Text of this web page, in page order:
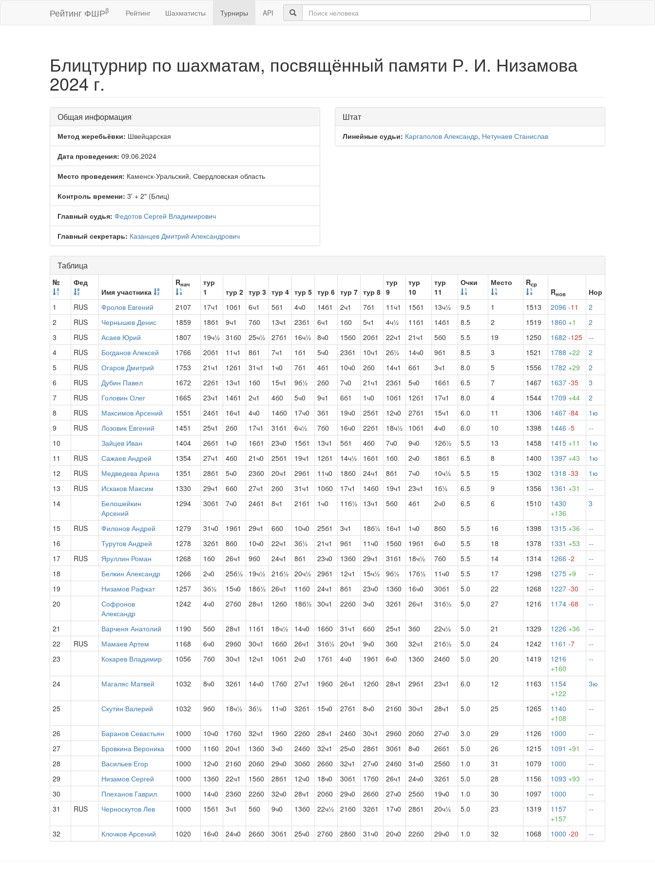
Рейтинг ФШРβ Рейтинг Шахматисты Турниры API
Блицтурнир по шахматам, посвящённый памяти Р. И. Низамова
2024 г.
Общая информация
Метод жеребьёвки: Швейцарская
Дата проведения: 09.06.2024
Место проведения: Каменск-Уральский, Свердловская область
Контроль времени: 3' + 2" (Блиц)
Главный судья: Федотов Сергей Владимирович
Главный секретарь: Казанцев Дмитрий Александрович
Штат
Линейные судьи: Каргаполов Александр, Нетунаев Станислав
Таблица
№
Фед
Имя участника
Rнач
тур
1
тур 2 тур 3 тур 4 тур 5 тур 6 тур 7 тур 8
тур
9
тур
10
тур
11
Очки Место Rср
Rнов
Нор
1
RUS Фролов Евгений 2107 17ч1 10б1 6ч1 5б1 4ч0 14б1 2ч1 7б1 11ч1 15б1 13ч½ 9.5 1 1513 2096 -11
2
2
RUS Чернышев Денис 1859 18б1 9ч1 7б0 13ч1 23б1 6ч1 1б0 5ч1 4ч½ 11б1 14б1 8.5 2 1519 1860 +1
2
3
RUS Асаев Юрий 1807 19ч½ 31б0 25ч½ 27б1 16ч½ 8ч0 15б0 20б1 22ч1 21ч1 5б0 5.5 19 1250 1682 -125
--
4
RUS Богданов Алексей 1766 20б1 11ч1 8б1 7ч1 1б1 5ч0 23б1 10ч1 2б½ 14ч0 9б1 8.5 3 1521 1788 +22
2
5
RUS Огаров Дмитрий 1753 21ч1 12б1 31ч1 1ч0 7б1 4б1 10ч0 2б0 14ч1 6б1 3ч1 8.0 5 1556 1782 +29
2
6
RUS Дубин Павел 1672 22б1 13ч1 1б0 15ч1 9б½ 2б0 7ч0 21ч1 23б1 5ч0 16б1 6.5 7 1467 1637 -35
3
7
RUS Головин Олег 1665 23ч1 14б1 2ч1 4б0 5ч0 9ч1 6б1 1ч0 10б1 12б1 17ч1 8.0 4 1544 1709 +44
2
8
RUS Максимов Арсений 1551 24б1 16ч1 4ч0 14б0 17ч0 3б1 19ч0 25б1 12ч0 27б1 15ч1 6.0 11 1306 1467 -84
1ю
9
RUS Лозовик Евгений 1451 25ч1 2б0 17ч1 31б1 6ч½ 7б0 16ч0 22б1 18ч½ 10б1 4ч0 6.0 10 1398 1446 -5
--
10
Зайцев Иван 1404 26б1 1ч0 16б1 23ч0 15б1 13ч1 5б1 4б0 7ч0 9ч0 12б½ 5.5 13 1458 1415 +11
1ю
11
RUS Сажаев Андрей 1354 27ч1 4б0 21ч0 25б1 19ч1 12б1 14ч½ 16б1 1б0 2ч0 18б1 6.5 8 1400 1397 +43
1ю
12
RUS Медведева Арина 1351 28б1 5ч0 23б0 20ч1 29б1 11ч0 18б0 24ч1 8б1 7ч0 10ч½ 5.5 15 1302 1318 -33
1ю
13
RUS Искаков Максим 1330 29ч1 6б0 27ч1 2б0 31ч1 10б0 17ч1 14б0 19ч1 23ч1 1б½ 6.5 9 1356 1361 +31
--
14
Белошейкин
Арсений
1294 30б1 7ч0 24б1 8ч1 21б1 1ч0 11б½ 13ч1 5б0 4б1 2ч0 6.5 6 1510
1430
+136
3
15 RUS Филонов Андрей 1279 31ч0 19б1 29ч1 6б0 10ч0 25б1 3ч1 18б½ 16ч1 1ч0 8б0 5.5 16 1398 1315 +36
--
16
Турутов Андрей 1278 32б1 8б0 10ч0 22ч1 3б½ 21ч1 9б1 11ч0 15б0 19б1 6ч0 5.5 18 1378 1331 +53
--
17
RUS Яруллин Роман 1268 1б0 26ч1 9б0 24ч1 8б1 23ч0 13б0 29ч1 31б1 18ч½ 7б0 5.5 14 1314 1266 -2
--
18
Белкин Александр 1266 2ч0 25б½ 19ч½ 21б½ 20ч½ 29б1 12ч1 15ч½ 9б½ 17б½ 11ч0 5.5 17 1298 1275 +9
--
19
Низамов Рафкат 1257 3б½ 15ч0 18б½ 26ч1 11б0 24ч1 8б1 23ч0 13б0 16ч0 30б1 5.0 22 1268 1227 -30
--
20
Софронов
Александр
1242 4ч0 27б0 28ч1 12б0 18б½ 30ч1 22б0 3ч0 32б1 26ч1 31б½ 5.0 27 1216 1174 -68 --
21 Варченя Анатолий 1190 5б0 28ч1 11б1 18ч½ 14ч0 16б0 31ч1 6б0 25ч1 3б0 22ч½ 5.0 21 1329 1226 +36
--
22
RUS Мамаев Артем 1168 6ч0 29б0 30ч1 16б0 26ч1 31б½ 20ч1 9ч0 3б0 32ч1 21б½ 5.0 24 1242 1161 -7
--
23
Кокарев Владимир 1056 7б0 30ч1 12ч1 10б1 2ч0 17б1 4ч0 19б1 6ч0 13б0 24б0 5.0 20 1419
1216
+160
--
24 Магаляс Матвей 1032 8ч0 32б1 14ч0 17б0 27ч1 19б0 26ч1 12б0 28ч1 29б1 23ч1 6.0 12 1163
1154
+122
3ю
25 Скутин Валерий 1032 9б0 18ч½ 3б½ 11ч0 32б1 15ч0 27б1 8ч0 21б0 30ч1 28ч1 5.0 25 1265
1140
+108
--
26 Баранов Севастьян 1000 10ч0 17б0 32ч1 19б0 22б0 28ч1 24б0 30ч1 29б0 20б0 27ч0 3.0 29 1126 1000
--
27
Бровкина Вероника 1000 11б0 20ч1 13б0 3ч0 24б0 32ч1 25ч0 28б1 30б1 8ч0 26б1 5.0 26 1215 1091 +91
--
28
Васильев Егор 1000 12ч0 21б0 20б0 29ч0 30б0 26б0 32ч1 27ч0 24б0 31ч0 25б0 1.0 31 1079 1000
--
29
Низамов Сергей 1000 13б0 22ч1 15б0 28б1 12ч0 18ч0 30б1 17б0 26ч1 24ч0 32б1 5.0 28 1156 1093 +93
--
30
Плеханов Гаврил 1000 14ч0 23б0 22б0 32ч0 28ч1 20б0 29ч0 26б0 27ч0 25б0 19ч0 1.0 30 1097 1000
--
31
RUS Черноскутов Лев 1000 15б1 3ч1 5б0 9ч0 13б0 22ч½ 21б0 32б1 17ч0 28б1 20ч½ 5.0 23 1319
1157
+157
--
32 Клочков Арсений 1020 16ч0 24ч0 26б0 30б1 25ч0 27б0 28б0 31ч0 20ч0 22б0 29ч0 1.0 32 1068 1000 -20 --